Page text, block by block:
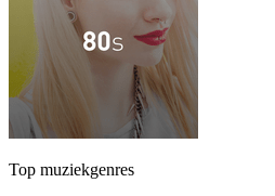
Top muziekgenres